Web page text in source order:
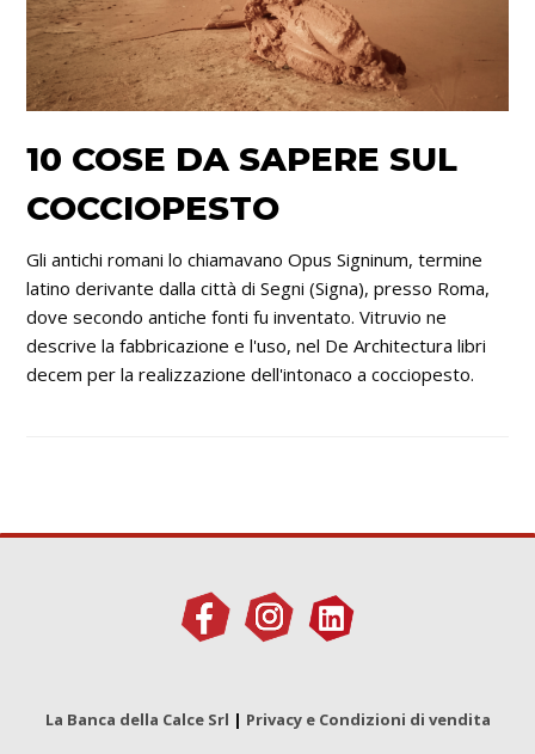
10 COSE DA SAPERE SUL
COCCIOPESTO
Gli antichi romani lo chiamavano Opus Signinum, termine
latino derivante dalla città di Segni (Signa), presso Roma,
dove secondo antiche fonti fu inventato. Vitruvio ne
descrive la fabbricazione e l'uso, nel De Architectura libri
decem per la realizzazione dell'intonaco a cocciopesto.
La Banca della Calce Srl | Privacy e Condizioni di vendita